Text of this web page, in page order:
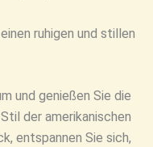
ruhigen und stillen
und genießen Sie die
der amerikanischen
entspannen Sie sich,